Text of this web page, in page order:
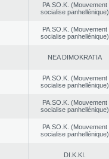
PA.SO.K. (Mouvement
socialise panhellénique)
PA.SO.K. (Mouvement
socialise panhellénique)
NEA DΙMOKRATIA
PA.SO.K. (Mouvement
socialise panhellénique)
PA.SO.K. (Mouvement
socialise panhellénique)
PA.SO.K. (Mouvement
socialise panhellénique)
DI.K.KI.